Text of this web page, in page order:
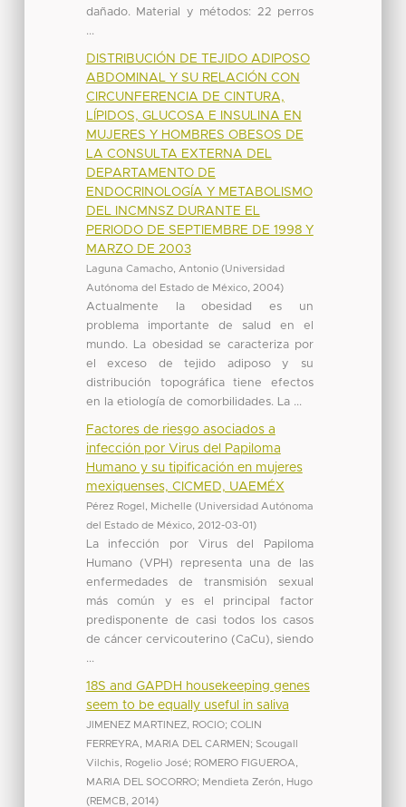
dañado. Material y métodos: 22 perros
...
DISTRIBUCIÓN DE TEJIDO ADIPOSO
ABDOMINAL Y SU RELACIÓN CON
CIRCUNFERENCIA DE CINTURA,
LÍPIDOS, GLUCOSA E INSULINA EN
MUJERES Y HOMBRES OBESOS DE
LA CONSULTA EXTERNA DEL
DEPARTAMENTO DE
ENDOCRINOLOGÍA Y METABOLISMO
DEL INCMNSZ DURANTE EL
PERIODO DE SEPTIEMBRE DE 1998 Y
MARZO DE 2003
Laguna Camacho, Antonio (Universidad
Autónoma del Estado de México, 2004)
Actualmente la obesidad es un
problema importante de salud en el
mundo. La obesidad se caracteriza por
el exceso de tejido adiposo y su
distribución topográfica tiene efectos
en la etiología de comorbilidades. La ...
Factores de riesgo asociados a
infección por Virus del Papiloma
Humano y su tipificación en mujeres
mexiquenses, CICMED, UAEMÉX
Pérez Rogel, Michelle (Universidad Autónoma
del Estado de México, 2012-03-01)
La infección por Virus del Papiloma
Humano (VPH) representa una de las
enfermedades de transmisión sexual
más común y es el principal factor
predisponente de casi todos los casos
de cáncer cervicouterino (CaCu), siendo
...
18S and GAPDH housekeeping genes
seem to be equally useful in saliva
JIMENEZ MARTINEZ, ROCIO; COLIN
FERREYRA, MARIA DEL CARMEN ; Scougall
Vilchis, Rogelio José; ROMERO FIGUEROA,
MARIA DEL SOCORRO; Mendieta Zerón, Hugo
(REMCB 2014)